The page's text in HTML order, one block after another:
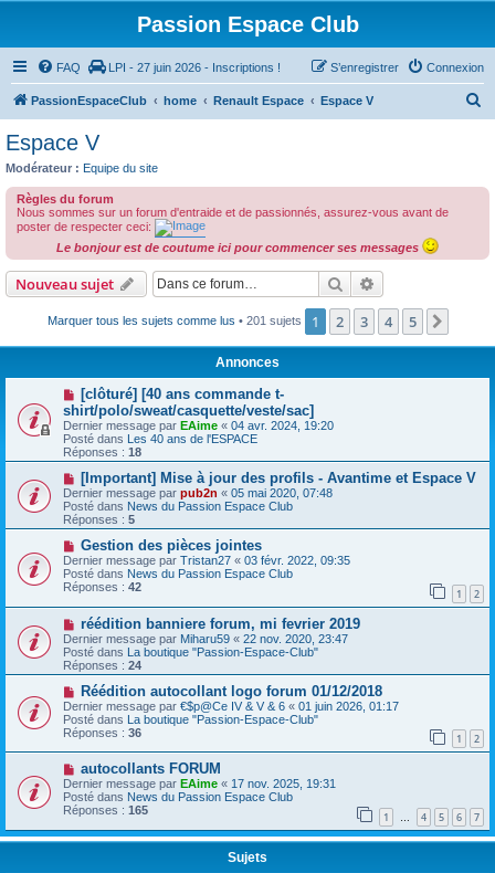
Passion Espace Club
FAQ LPI - 27 juin 2026 - Inscriptions ! Connexion
S’enregistrer
PassionEspaceClub home Renault Espace Espace V
c
Espace V
Modérateur : Equipe du site
Règles du forum
Nous sommes sur un forum d'entraide et de passionnés, assurez-vous avant de
poster de respecter ceci:
Le bonjour est de coutume ici pour commencer ses messages
Nouveau sujet Rechercher
Marquer tous les sujets comme lus • 201 sujets 1 2 3 4 5
Annonces
[clôturé] [40 ans commande t-
shirt/polo/sweat/casquette/veste/sac]
Dernier message par EAime « 04 avr. 2024, 19:20
Posté dans Les 40 ans de l'ESPACE
Réponses : 18
[Important] Mise à jour des profils - Avantime et Espace V
Dernier message par pub2n « 05 mai 2020, 07:48
Posté dans News du Passion Espace Club
Réponses : 5
Gestion des pièces jointes
Dernier message par Tristan27 « 03 févr. 2022, 09:35
Posté dans News du Passion Espace Club
Réponses : 42 1 2
réédition banniere forum, mi fevrier 2019
Dernier message par Miharu59 « 22 nov. 2020, 23:47
Posté dans La boutique "Passion-Espace-Club"
Réponses : 24
Réédition autocollant logo forum 01/12/2018
Dernier message par €$p@Ce IV & V & 6 « 01 juin 2026, 01:17
Posté dans La boutique "Passion-Espace-Club"
Réponses : 36 1 2
autocollants FORUM
Dernier message par EAime « 17 nov. 2025, 19:31
Posté dans News du Passion Espace Club
Réponses : 165 1 … 4 5 6 7
Sujets